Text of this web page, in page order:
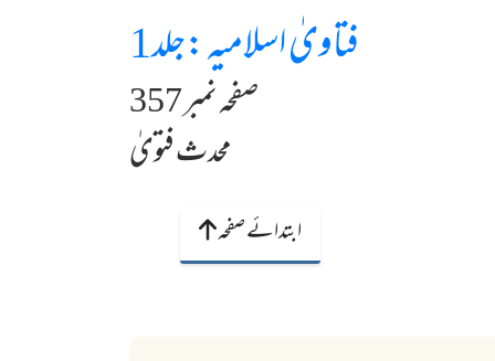
فتاویٰ اسلامیہ :جلد1
صفحہ نمبر 357
محدث فتویٰ
ابتدائے صفحہ